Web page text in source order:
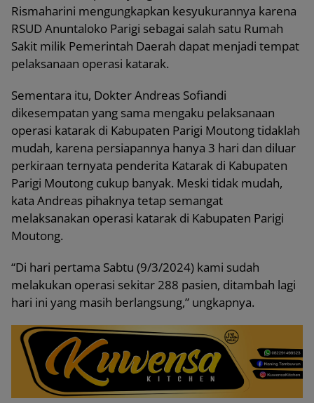
Rismaharini mengungkapkan kesyukurannya karena
RSUD Anuntaloko Parigi sebagai salah satu Rumah
Sakit milik Pemerintah Daerah dapat menjadi tempat
pelaksanaan operasi katarak.
Sementara itu, Dokter Andreas Sofiandi
dikesempatan yang sama mengaku pelaksanaan
operasi katarak di Kabupaten Parigi Moutong tidaklah
mudah, karena persiapannya hanya 3 hari dan diluar
perkiraan ternyata penderita Katarak di Kabupaten
Parigi Moutong cukup banyak. Meski tidak mudah,
kata Andreas pihaknya tetap semangat
melaksanakan operasi katarak di Kabupaten Parigi
Moutong.
“Di hari pertama Sabtu (9/3/2024) kami sudah
melakukan operasi sekitar 288 pasien, ditambah lagi
hari ini yang masih berlangsung,” ungkapnya.